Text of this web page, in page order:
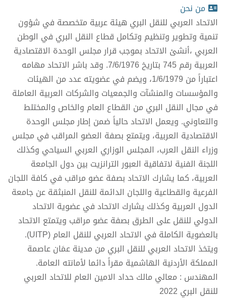
من نحن
الاتحاد العربي للنقل البري هيئة عربية متخصصة في شؤون
تنمية وتطوير وتنظيم وتكامل قطاع النقل البري في الوطن
العربي ،أنشئ الاتحاد بموجب قرار مجلس الوحدة الاقتصادية
العربية رقم 745 بتاريخ 7/6/1976. وقد باشر الاتحاد مهامه
اعتباراً من 1/6/1979، ويضم في عضويته عدد من الهيئات
والمؤسسات والمنشآت والجمعيات والشركات العربية العاملة
في مجال النقل البري من القطاع العام والخاص والمختلط
والتعاوني. ويعمل الاتحاد حالياً ضمن إطار مجلس الوحدة
الاقتصادية العربية، ويتمتع بصفة العضو المراقب في مجلس
وزراء النقل العرب، المجلس الوزاري العربي السياحي وكذلك
اللجنة الفنية لاتفاقية العبور الترانزيت بين دول الجامعة
العربية، كما يشارك الاتحاد بصفة عضو مراقب في كافة اللجان
الفرعية والقطاعية واللجان الدائمة للنقل المنبثقة عن جامعة
الدول العربية وكذلك يشارك الاتحاد في عضوية الاتحاد
الدولي للنقل على الطرق بصفة عضو مراقب ويتمتع الاتحاد
بالعضوية الكاملة في الاتحاد العربي للنقل العام (UITP).
ويتخذ الاتحاد العربي للنقل البري من مدينة عمَان عاصمة
المملكة الأردنية الهاشمية مقراً دائما لأمانته العامة.
المهندس : معالي مالك حداد الامين العام للاتحاد العربي
للنقل البري 2022